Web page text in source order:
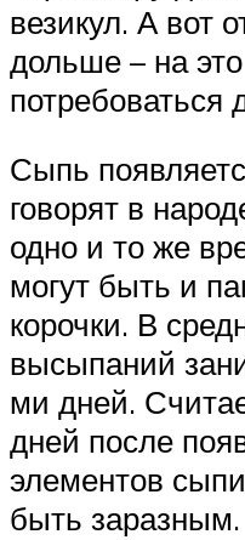
везикул. А вот
дольше – на
потребоваться
Сыпь
говорят в
одно и то же
могут быть и
корочки. В
высыпаний
ми дней.
дней после
элементов
быть заразным.